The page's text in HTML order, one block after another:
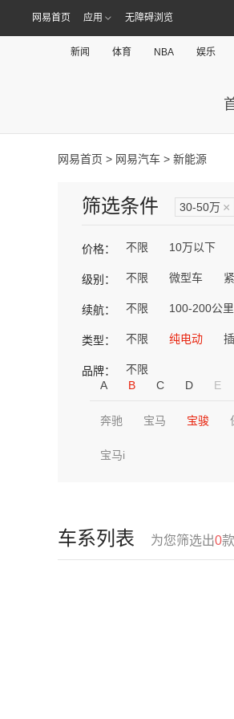
网易首页 应用 无障碍浏览
新闻 体育 NBA 娱乐
网易首页 > 网易汽车 > 新能源
筛选条件 30-50万 ×
价格： 不限 10万以下
级别： 不限 微型车
续航： 不限 100-200公里
类型： 不限 纯电动
品牌：
不限
A
B C D E
奔驰 宝马 宝骏
宝马i
车系列表 为您筛选出0